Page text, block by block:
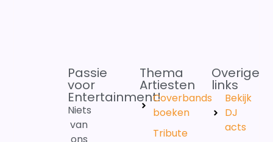
Passie
voor
Entertainment!
Niets
van
ons
Thema
Artiesten
Coverbands
boeken
Tribute
Overige
links
Bekijk
DJ
acts